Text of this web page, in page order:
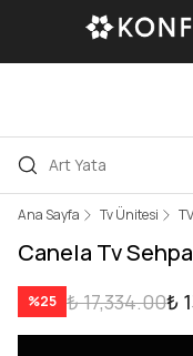
Ana Sayfa Tv Ünitesi
Canela Tv
%25 ₺ 17,334.00₺